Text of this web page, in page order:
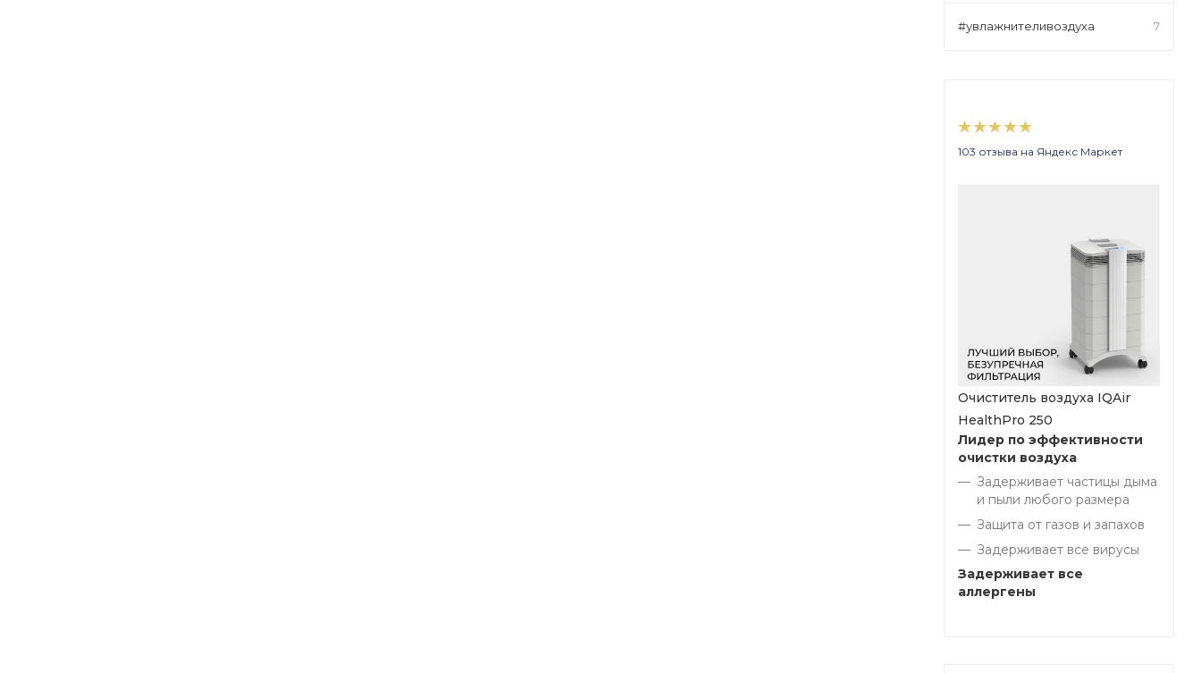
#увлажнителивоздуха 7
103 отзыва на Яндекс Маркет
Очиститель воздуха IQAir
HealthPro 250
Лидер по эффективности
очистки воздуха
Задерживает частицы дыма
и пыли любого размера
Защита от газов и запахов
Задерживает все вирусы
Задерживает все
аллергены